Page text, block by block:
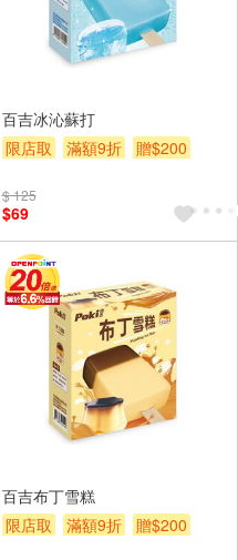
百吉冰沁蘇打
限店取
滿額9折 贈$200
$ 125
$69
百吉布丁雪糕
限店取
滿額9折 贈$200